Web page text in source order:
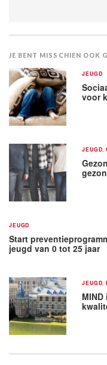
JE BENT MISSCHIEN OOK
JEUGD
voor
JEUGD ,
JEUGD
Start
jeugd van 0 tot 25 jaar
JEUGD ,